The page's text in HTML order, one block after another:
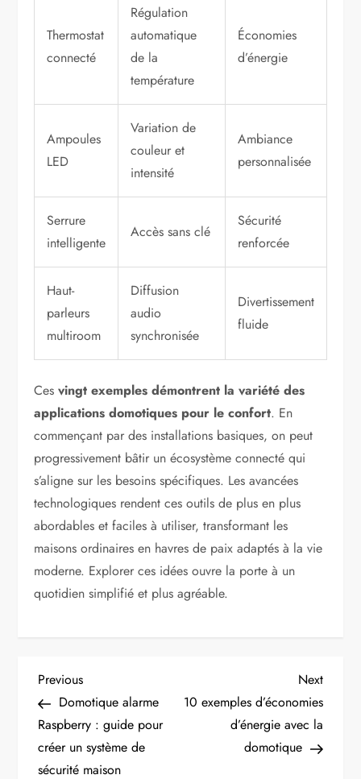
Thermostat
connecté
Régulation
automatique
de la
température
Économies
d’énergie
Ampoules
LED
Variation de
couleur et
intensité
Ambiance
personnalisée
Serrure
intelligente
Accès sans clé
Sécurité
renforcée
Haut-
parleurs
multiroom
Diffusion
audio
synchronisée
Divertissement
fluide
Cesvingt exemples démontrent la variété des
applications domotiques pour le confort. En
commençant par des installations basiques, on peut
progressivement bâtir un écosystème connecté qui
s’aligne sur les besoins spécifiques. Les avancées
technologiques rendent ces outils de plus en plus
abordables et faciles à utiliser, transformant les
maisons ordinaires en havres de paix adaptés à la vie
moderne. Explorer ces idées ouvre la porte à un
quotidien simplifié et plus agréable.
N
a
v
Previous
Post
Previous
Domotique alarme
Raspberry : guide pour
créer un système de
sécurité maison
Next
Post
Next
10 exemples d’économies
d’énergie avec la
domotique